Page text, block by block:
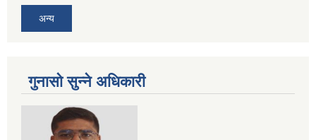
अन्य
गुनासो सुन्ने अधिकारी